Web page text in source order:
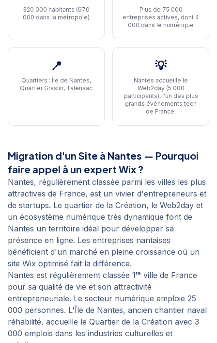
320 000 habitants (670
000 dans la métropole)
Plus de 75 000
entreprises actives, dont 4
000 dans le numérique
📍
Quartiers : Île de Nantes,
Quartier Graslin, Talensac
💡
Nantes accueille le
Web2day (5 000
participants), l'un des plus
grands événements tech
de France.
Migration d'un Site à Nantes — Pourquoi
faire appel à un expert Wix ?
Nantes, régulièrement classée parmi les villes les plus
attractives de France, est un vivier d'entrepreneurs et
de startups. Le quartier de la Création, le Web2day et
un écosystème numérique très dynamique font de
Nantes un territoire idéal pour développer sa
présence en ligne. Les entreprises nantaises
bénéficient d'un marché en pleine croissance où un
site Wix optimisé fait la différence.
Nantes est régulièrement classée 1ʳᵉ ville de France
pour sa qualité de vie et son attractivité
entrepreneuriale. Le secteur numérique emploie 25
000 personnes. L'Île de Nantes, ancien chantier naval
réhabilité, accueille le Quartier de la Création avec 3
000 emplois dans les industries culturelles et